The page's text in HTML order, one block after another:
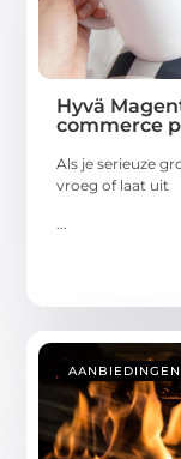
Hyvä
commerce
Als je serieuze
vroeg of laat uit
...
AANBIEDINGEN